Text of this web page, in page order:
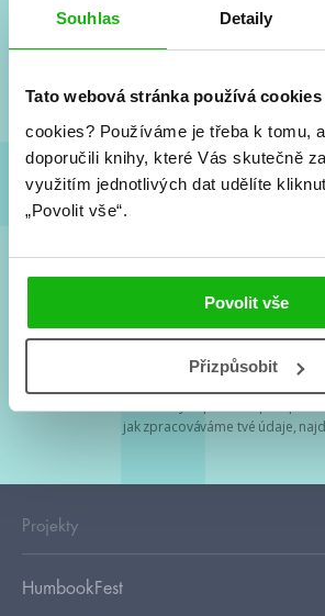
Souhlas Detaily
Tato webová stránka používá cookies
cookies? Používáme je třeba k tomu,
doporučili knihy, které Vás skutečně
využitím jednotlivých dat udělíte
„Povolit vše“.
Povolit vše
Přizpůsobit
Vše kolem #youngadult každý
a seriálové adaptace a
Souhlasím spodmínkami
Tvá e-mailová adresa je u nás v bezpečí.
jak zpracováváme tvé údaje,
Projekty
HumbookFest